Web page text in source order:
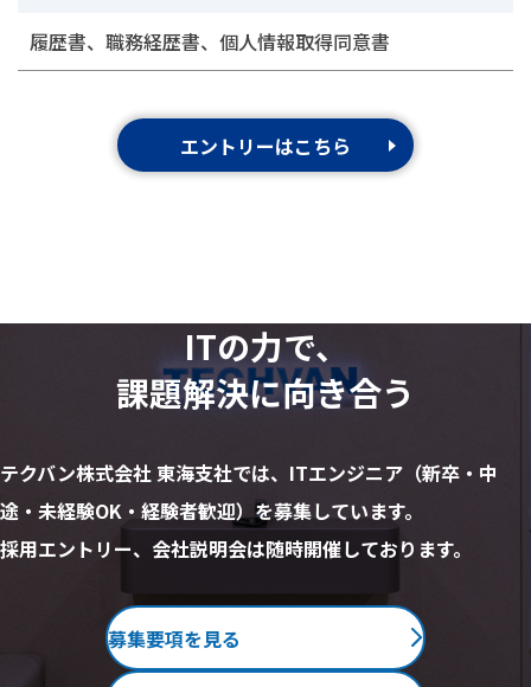
履歴書、職務経歴書、個人情報取得同意書
エントリーはこちら
ITの力で、
課題解決に向き合う
テクバン株式会社 東海支社では、ITエンジニア（新卒・中
途・未経験OK・経験者歓迎）を募集しています。
採用エントリー、会社説明会は随時開催しております。
募集要項を見る